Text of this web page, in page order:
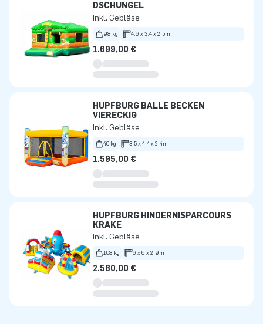
DSCHUNGEL
Inkl. Gebläse
98 kg 4.6 x 3.4 x 2.5m
1.699,00 €
HÜPFBURG BÄLLE BECKEN
VIERECKIG
Inkl. Gebläse
40 kg 3.5 x 4.4 x 2.4m
1.595,00 €
HÜPFBURG HINDERNISPARCOURS
KRAKE
Inkl. Gebläse
108 kg 6 x 6 x 2.9m
2.580,00 €